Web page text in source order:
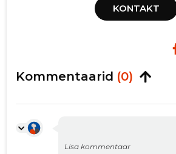
KONTAKT
Kommentaarid (0)